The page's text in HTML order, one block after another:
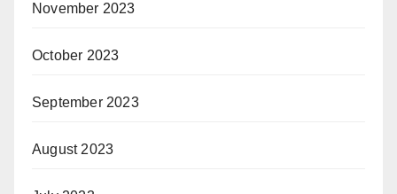
November 2023
October 2023
September 2023
August 2023